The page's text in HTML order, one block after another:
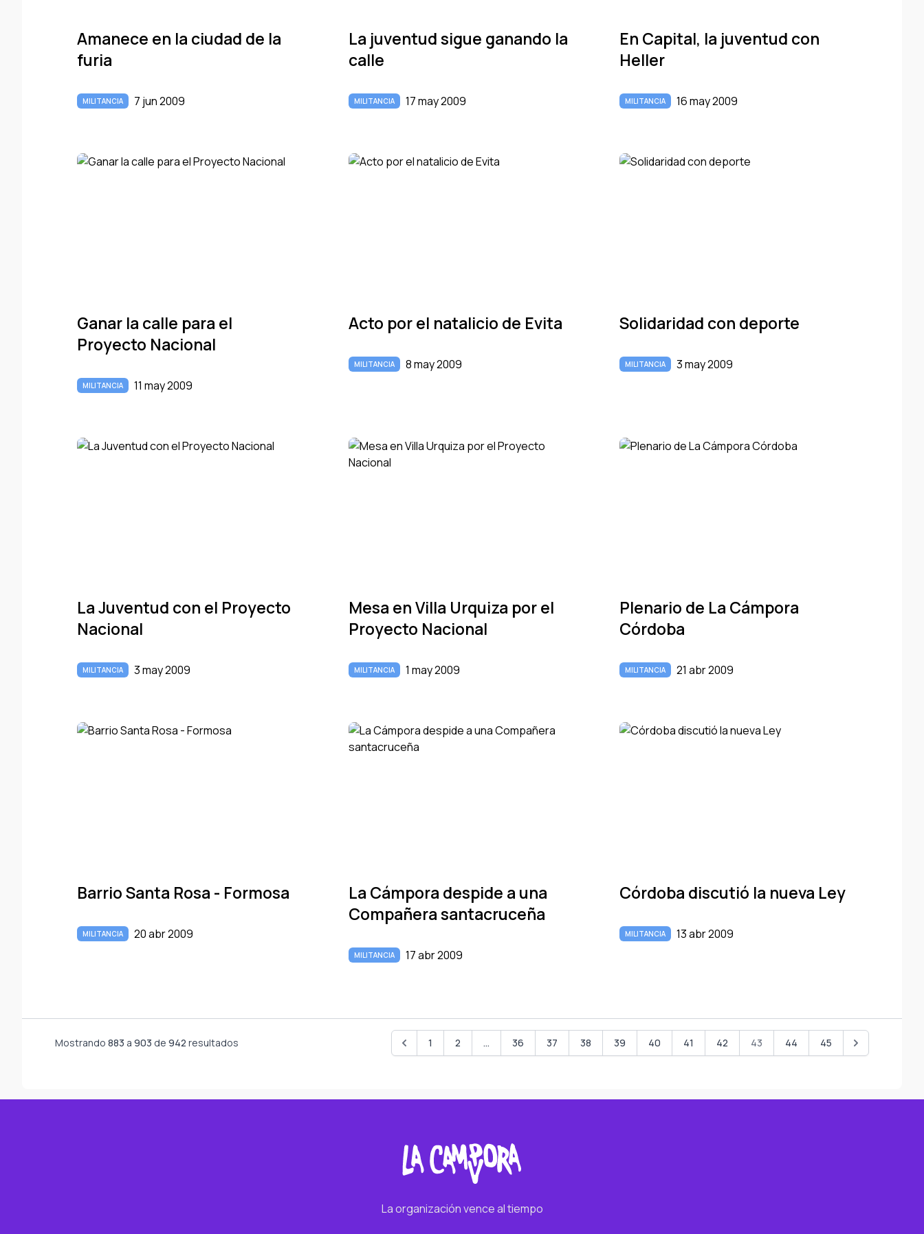
Amanece en la ciudad de la
furia
MILITANCIA 7 jun 2009
La juventud sigue ganando la
calle
MILITANCIA 17 may 2009
En Capital, la juventud con
Heller
MILITANCIA 16 may 2009
Ganar la calle para el
Proyecto Nacional
MILITANCIA 11 may 2009
Acto por el natalicio de Evita
MILITANCIA 8 may 2009
Solidaridad con deporte
MILITANCIA 3 may 2009
La Juventud con el Proyecto
Nacional
MILITANCIA 3 may 2009
Mesa en Villa Urquiza por el
Proyecto Nacional
MILITANCIA 1 may 2009
Plenario de La Cámpora
Córdoba
MILITANCIA 21 abr 2009
Barrio Santa Rosa - Formosa
MILITANCIA 20 abr 2009
La Cámpora despide a una
Compañera santacruceña
MILITANCIA 17 abr 2009
Córdoba discutió la nueva Ley
MILITANCIA 13 abr 2009
Mostrando 883 a 903 de 942 resultados 1 2 ... 36 37 38 39 40 41 42 43 44 45
La organización vence al tiempo